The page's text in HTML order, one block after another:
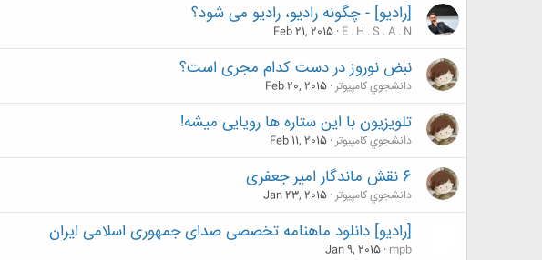
[رادیو] - چگونه رادیو، رادیو می شود؟
E . H . S . A . N
Feb 21, 2015
نبض نوروز در دست کدام مجری است؟
دانشجوي كامپيوتر Feb 20, 2015
تلویزیون با این ستاره ها رویایی میشه!
دانشجوي كامپيوتر Feb 11, 2015
6 نقش ماندگار امیر جعفری
دانشجوي كامپيوتر Jan 23, 2015
[رادیو] دانلود ماهنامه تخصصی صدای جمهوری اسلامی ایران
mpb
Jan 9, 2015